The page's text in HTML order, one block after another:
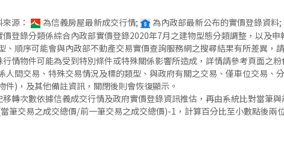
源： 為信義房屋最新成交行情; 為內政部最新公布的實價登錄資料;
價登錄分類係綜合內政部實價登錄2020年7月之建物型態分類調整，以及
、順序可能會與內政部不動產交易實價查詢服務網之搜尋結果有所差異，
行情物件可能為受到特別條件或特殊關係影響所造成，詳情請參考頁面之
人間交易、特殊交易情況及標的類型、與政府有關之交易、僅車位交易
件)，及其他備註資訊，關閉後則會恢復顯示。
移轉次數依據信義成交行情及政府實價登錄資訊推估，再由系統比對當筆
筆交易之成交總價/前一筆交易之成交總價)-1，計算百分比至小數點後兩